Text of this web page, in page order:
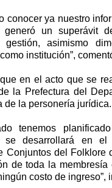
conocer ya nuestro
generó un superávit
gestión, asimismo
institución”,
en el acto que se
la Prefectura del
de la personería jurídica.
tenemos
se desarrollará en el
Conjuntos del Folklore
de toda la
costo de ingreso”,